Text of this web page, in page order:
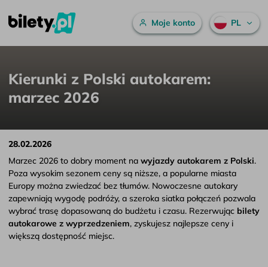
Przejdź do treści
Kierunki z Polski autokarem: marzec 2026
Menu główne
Moje konto PL
Kierunki z Polski autokarem:
marzec 2026
28.02.2026
Marzec 2026 to dobry moment na wyjazdy autokarem z Polski.
Poza wysokim sezonem ceny są niższe, a popularne miasta
Europy można zwiedzać bez tłumów. Nowoczesne autokary
zapewniają wygodę podróży, a szeroka siatka połączeń pozwala
wybrać trasę dopasowaną do budżetu i czasu. Rezerwując bilety
autokarowe z wyprzedzeniem, zyskujesz najlepsze ceny i
większą dostępność miejsc.